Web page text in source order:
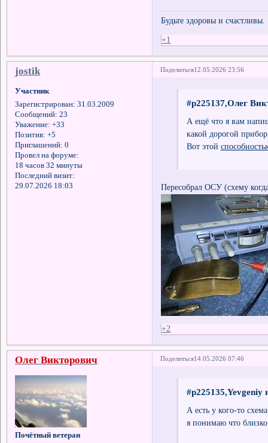
Будьте здоровы и счастливы.
+1
Поделиться12.05.2026 23:56
jostik
Участник
Зарегистрирован: 31.03.2009
Сообщений: 23
Уважение: +33
Позитив: +5
Приглашений: 0
Провел на форуме:
18 часов 32 минуты
Последний визит:
29.07.2026 18:03
#p225137,Олег
А ещё что я вам
какой дорогой
Вот этой
Пересобрал ОСУ (схему
+2
Поделиться14.05.2026 07:46
Олег Викторович
Почётный ветеран
#p225135,Yevgeniy
А есть у кого-то
я понимаю что